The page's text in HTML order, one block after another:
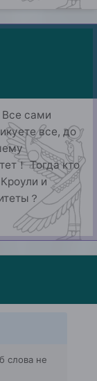
Все сами
все, до
！ Тогда кто
и
？
слова не